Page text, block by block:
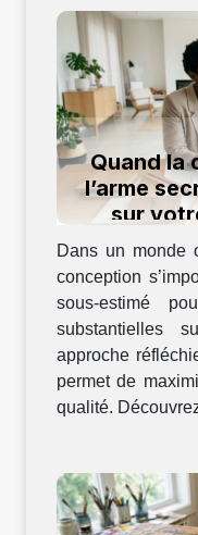
Quand la
l’arme
sur
Dans un monde
conception
sous-estimé
substantielles
approche
permet de
qualité.